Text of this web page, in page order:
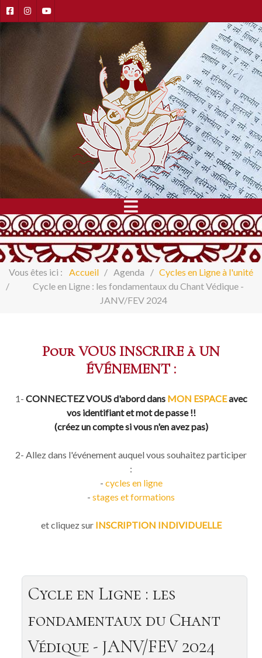
Vous êtes ici : Accueil Agenda
Cycles en Ligne à l'unité
Cycle en Ligne : les fondamentaux du Chant Védique -
JANV/FEV 2024
Pour VOUS INSCRIRE à UN
ÉVÉNEMENT :
1- CONNECTEZ VOUS d'abord dans MON ESPACEavec
vos identifiant et mot de passe !!
(créez un compte si vous n'en avez pas)
2- Allez dans l'événement auquel vous souhaitez participer
:
- cycles en ligne
- stages et formations
et cliquez surINSCRIPTION INDIVIDUELLE
Cycle en Ligne : les
fondamentaux du Chant
Védique - JANV/FEV 2024